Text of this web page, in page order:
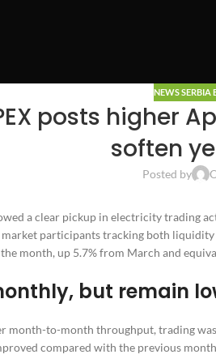
NEWS SERBIA
posts
soften
Posted by
a clear pickup in electricity trading
participants tracking both
month, up 5.7% from March and
but remain
month-to-month throughput, trading
compared with the previous